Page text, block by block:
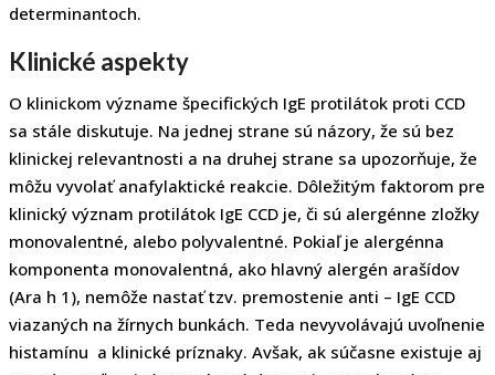
determinantoch.
Klinické aspekty
O klinickom význame špecifických IgE protilátok proti CCD
sa stále diskutuje. Na jednej strane sú názory, že sú bez
klinickej relevantnosti a na druhej strane sa upozorňuje, že
môžu vyvolať anafylaktické reakcie. Dôležitým faktorom pre
klinický význam protilátok IgE CCD je, či sú alergénne zložky
monovalentné, alebo polyvalentné. Pokiaľ je alergénna
komponenta monovalentná, ako hlavný alergén arašídov
(Ara h 1), nemôže nastať tzv. premostenie anti – IgE CCD
viazaných na žírnych bunkách. Teda nevyvolávajú uvoľnenie
histamínu a klinické príznaky. Avšak, ak súčasne existuje aj